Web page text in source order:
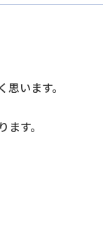
います。
す。